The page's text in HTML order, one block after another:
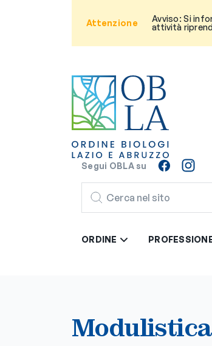
Attenzione
Avviso: Si
attività
Segui OBLA su
CERCA
ORDINE
Modulistica